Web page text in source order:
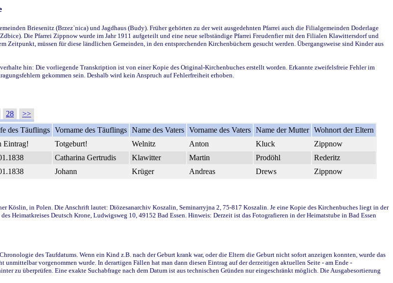
Briesenitz (Brzez`nica) und Jagdhaus (Budy). Früher gehörten zu der weit ausgedehnten Pfarrei auch die Filialgemeinden Doderlage
Die Pfarrei Zippnow wurde im Jahr 1911 aufgeteilt und eine neue selbständige Pfarrei Freudenfier mit den Filialen Klawittersdorf und
müssen für diese ländlichen Gemeinden, in den entsprechenden Kirchenbüchern gesucht werden. Übergangsweise sind Kinder aus
hin: Die vorliegende Transkription ist von einer Kopie des Original-Kirchenbuches erstellt worden. Erkannte zweifelsfreie Fehler im
gekommen sein. Deshalb wird kein Anspruch auf Fehlerfreiheit erhoben.
28
>>
des Täuflings Vorname des Täuflings Name des Vaters Vorname des Vaters Name der Mutter Wohnort der Eltern
Eintrag! Totgeburt! Welnitz Anton Kluck
Zippnow
Catharina Gertrudis Klawitter Martin Prodöhl
Rederitz
Johann Krüger Andreas Drews Zippnow
Köslin, in Polen. Die Anschrift lautet: Diözesanarchiv Koszalin, Seminarryjna 2, 75-817 Koszalin. Je eine Kopie des Kirchenbuches liegt in der
Heimatkreises Deutsch Krone, Ludwigsweg 10, 49152 Bad Essen. Hinweis: Derzeit ist das Fotografieren in der Heimatstube in Bad Essen
des Taufdatums. Wenn ein Kind z.B. nach der Geburt krank war, oder die Eltern die Geburt nicht sofort anzeigen konnten, wurde das
vorgenommen wurde. In derartigen Fällen hat man dann diesen Eintrag auf der derzeitigen aktuellen Seite - am Ende -
zu überprüfen. Eine exakte Suchabfrage nach dem Datum ist aus technischen Gründen nur eingeschränkt möglich. Die Ausgabesortierung